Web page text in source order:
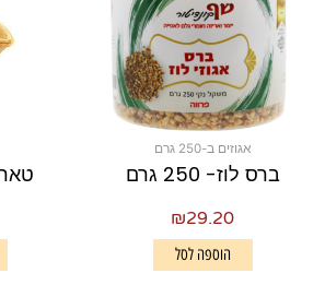
אגוזים ב-250 גרם
ברס לוז- 250 גרם
₪29.20
הוספה לסל